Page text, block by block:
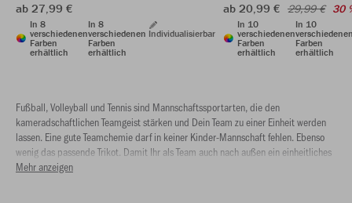
ab 27,99 €
In 8
verschiedenen
Farben
erhältlich
In 8
verschiedenen
Farben
erhältlich
Individualisierbar
ab 20,99 € 29,99 € 30
In 10
verschiedenen
Farben
erhältlich
In 10
Farben
erhältlich
Fußball, Volleyball und Tennis sind Mannschaftssportarten, die den
kameradschaftlichen Teamgeist stärken und Dein Team zu einer Einheit werden
lassen. Eine gute Teamchemie darf in keiner Kinder-Mannschaft fehlen. Ebenso
wenig das passende Trikot. Damit Ihr als Team auch nach außen ein einheitliches
Bild abgebt, solltet Ihr im selben Outfit auftreten.
Mehr anzeigen